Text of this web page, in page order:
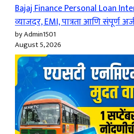
Bajaj Finance Personal Loan
व्याजदर, EMI, पात्रता आणि संपूर्ण अर्ज
by Admin1501
August 5, 2026